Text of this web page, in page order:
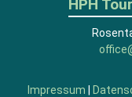
HPH
Impressum